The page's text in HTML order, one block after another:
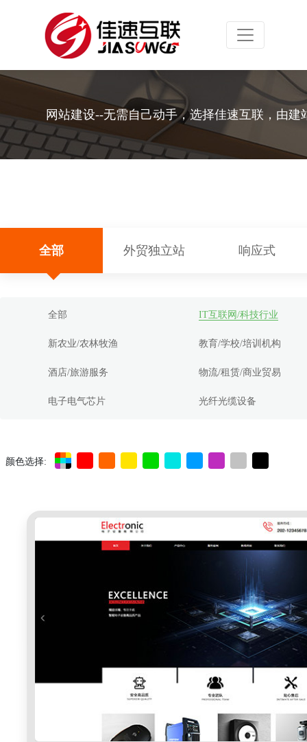
Toggle
网站建设--无需自己动手，选择佳速互联，由建
全部 外贸独立站 响应式
全部 IT互联网/科技行业
新农业/农林牧渔 教育/学校/培训机构
酒店/旅游服务 物流/租赁/商业贸易
电子电气芯片 光纤光缆设备
颜色选择: